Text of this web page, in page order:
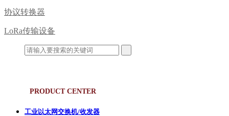
协议转换器
LoRa传输设备
PRODUCT CENTER
工业以太网交换机/收发器